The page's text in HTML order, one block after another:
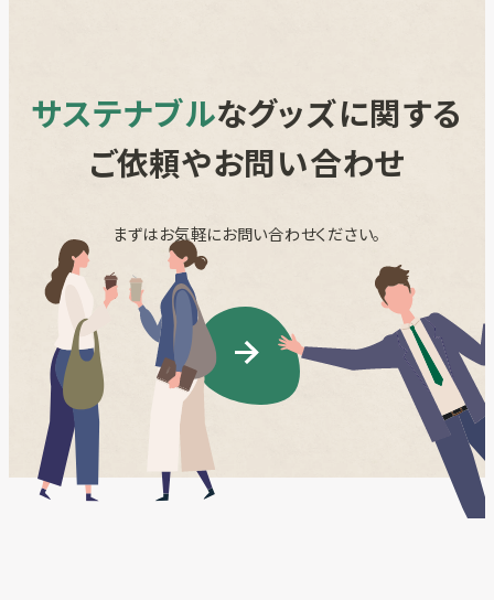
サステナブルなグッズに関する
ご依頼やお問い合わせ
まずはお気軽にお問い合わせください。